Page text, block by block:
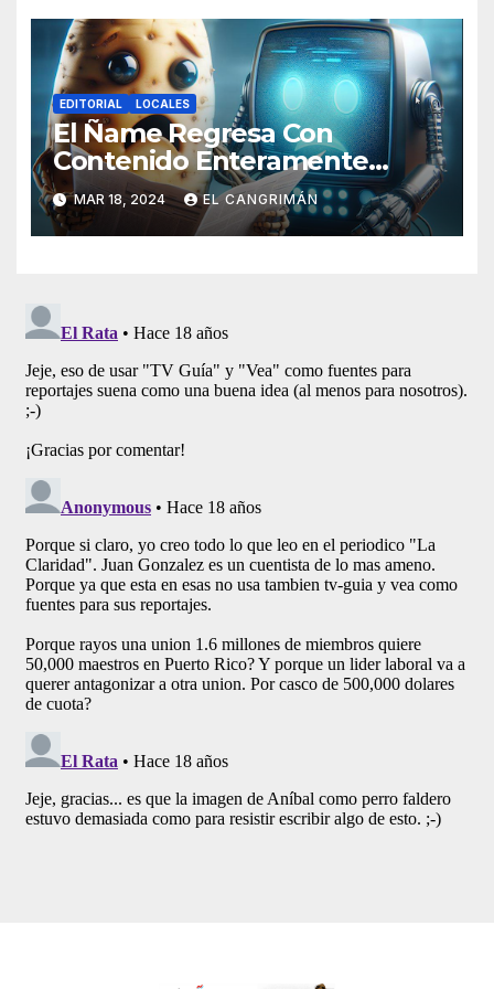
EDITORIAL LOCALES
El Ñame Regresa Con
Contenido Enteramente
Generado Por Inteligencia
Artificial
MAR 18, 2024 EL CANGRIMÁN